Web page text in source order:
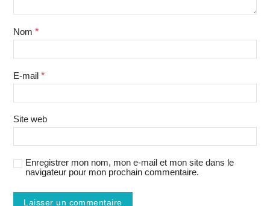
Nom *
E-mail *
Site web
Enregistrer mon nom, mon e-mail et mon site dans le
navigateur pour mon prochain commentaire.